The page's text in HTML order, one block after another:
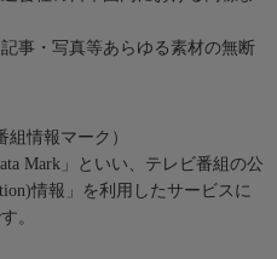
事・写真等あらゆる素材の無断
組情報マーク）
Mark」といい、テレビ番組の公
情報」を利用したサービスに
。